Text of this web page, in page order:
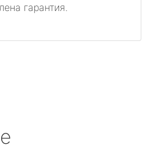
гарантия.